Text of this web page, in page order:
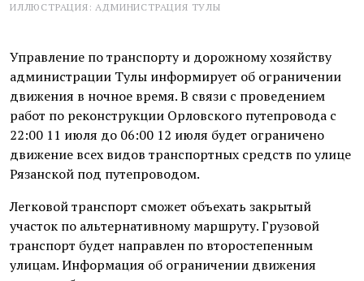
ИЛЛЮСТРАЦИЯ: АДМИНИСТРАЦИЯ ТУЛЫ
Управление по транспорту и дорожному хозяйству
администрации Тулы информирует об ограничении
движения в ночное время. В связи с проведением
работ по реконструкции Орловского путепровода с
22:00 11 июля до 06:00 12 июля будет ограничено
движение всех видов транспортных средств по улице
Рязанской под путепроводом.
Легковой транспорт сможет объехать закрытый
участок по альтернативному маршруту. Грузовой
транспорт будет направлен по второстепенным
улицам. Информация об ограничении движения